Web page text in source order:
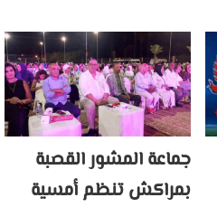
جماعة المشور القصبة
بمراكش تنظم أمسية